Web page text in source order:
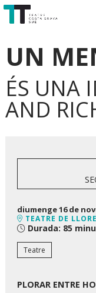
UN
ÉS UNA
AND
diumenge 16 de
TEATRE DE
Durada: 85
Teatre
PLORAR ENTRE